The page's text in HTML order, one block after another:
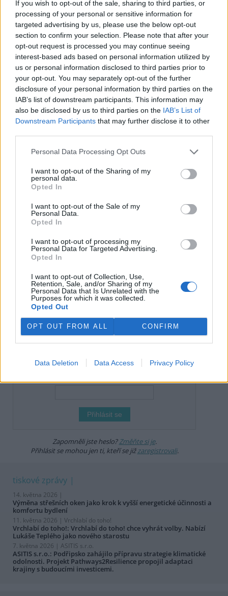
If you wish to opt-out of the sale, sharing to third parties, or
processing of your personal or sensitive information for
targeted advertising by us, please use the below opt-out
section to confirm your selection. Please note that after your
opt-out request is processed you may continue seeing
interest-based ads based on personal information utilized by
us or personal information disclosed to third parties prior to
your opt-out. You may separately opt-out of the further
disclosure of your personal information by third parties on the
IAB’s list of downstream participants. This information may
also be disclosed by us to third parties on the IAB’s List of
Downstream Participants that may further disclose it to other
Personal Data Processing Opt Outs
I want to opt-out of the Sharing of my
personal data.
Opted In
I want to opt-out of the Sale of my
Personal Data.
Opted In
I want to opt-out of processing my
Personal Data for Targeted Advertising.
Opted In
I want to opt-out of Collection, Use,
Retention, Sale, and/or Sharing of my
Personal Data that Is Unrelated with the
Purposes for which it was collected.
Opted Out
OPT OUT FROM ALL CONFIRM
Data Deletion Data Access Privacy Policy
Czech, LaNiche, Payton Legal, Projan Service, Bříza &
Trubač, advokátní kancelář, Vertue, Beire, Pro živou
zahradu, JK Jitka Kudláčková, Nadace ČEZ, Megabooks CZ,
Net4Gas, Pivovar Zubr, Cestovní kancelář Periscope
Skandinávie, Abrasiv, Hotelová škola Poděbrady, Operační
program Životní prostředí, Státní fond životního prostředí,
Agentura ochrany přírody a krajiny České republiky,
Středočeský kraj, Jihomoravský kraj, Město Milovice, Město
Benátky nad Jizerou, American International School ve
Vídni, milovická Mateřská škola Kostička, sdružení Přátelé a
rodáci Milovic i veřejnost.
reklama
tisknout
Tento článek patří do kategorie |
Česká republika
reklama
Online diskuse
Redakce Ekolistu vítá čtenářské názory, komentáře a postřehy. Tím,
že zde publikujete svůj příspěvek, se ale zároveň zavazujete
dodržovatpravidla diskuse
vyhrazuje právo smazat diskusní příspěvěk
DO DISKUZE SE MŮŽETE ZAPOJIT PO PŘIHLÁŠENÍ
Heslo
Zapomněli jste heslo?Změňte si je.
Přihlásit se mohou jen ti, kteří se jižzaregistrovali.
tiskové zprávy
14. května 2026 |
Výměna střešních oken jako krok k vyšší energetické účinnosti a
komfortu bydlení
11. května 2026 | Vrchlabí do toho!
Vrchlabí do toho!: Vrchlabí do toho! chce vyhrát volby. Nabízí
Lukáše Teplého jako nového starostu
7. května 2026 | ASITIS s.r.o.
ASITIS s.r.o.: Podřipsko zahájilo přípravu strategie klimatické
odolnosti. Projekt Pathways2Resilience propojil adaptaci
krajiny s budoucími investicemi.